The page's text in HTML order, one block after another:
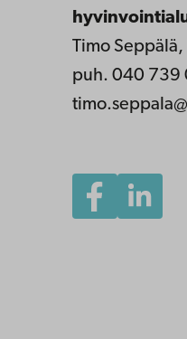
Timo
puh. 040 739